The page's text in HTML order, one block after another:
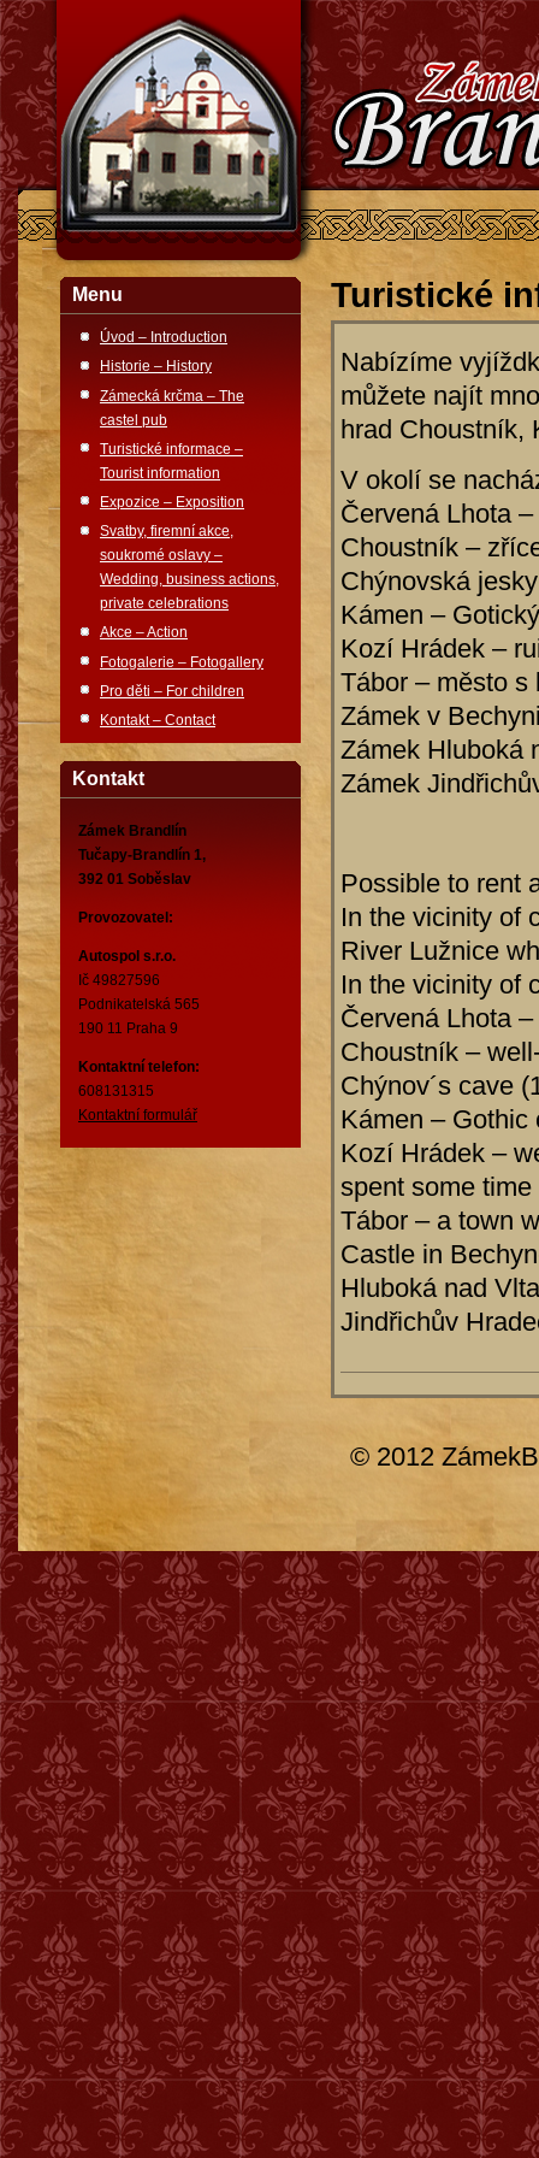
Menu
Úvod – Introduction
Historie – History
Zámecká krčma – The
castel pub
Turistické informace –
Tourist information
Expozice – Exposition
Svatby, firemní akce,
soukromé oslavy –
Wedding, business actions,
private celebrations
Akce – Action
Fotogalerie – Fotogallery
Pro děti – For children
Kontakt – Contact
Kontakt
Zámek Brandlín
Tučapy-Brandlín 1,
392 01 Soběslav
Provozovatel:
Autospol s.r.o.
Ič 49827596
Podnikatelská 565
190 11 Praha 9
Kontaktní telefon:
608131315
Kontaktní formulář
Turistické
Nabízíme
můžete najít
hrad Choustník,
V okolí se
Červená Lhota
Choustník –
Chýnovská
Kámen –
Kozí Hrádek –
Tábor – město s
Zámek v
Zámek Hluboká
Zámek
Possible to rent
In the vicinity of
River Lužnice
In the vicinity of
Červená Lhota
Choustník –
Chýnov´s cave
Kámen – Gothic
Kozí Hrádek –
spent some
Tábor – a town
Castle in
Hluboká nad
Jindřichův
© 2012